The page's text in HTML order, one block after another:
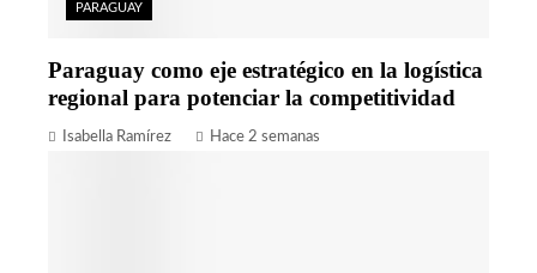
PARAGUAY
Paraguay como eje estratégico en la logística
regional para potenciar la competitividad
Isabella Ramírez Hace 2 semanas